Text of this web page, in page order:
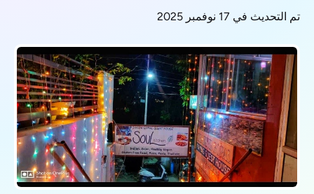
تم التحديث في 17 نوفمبر 2025